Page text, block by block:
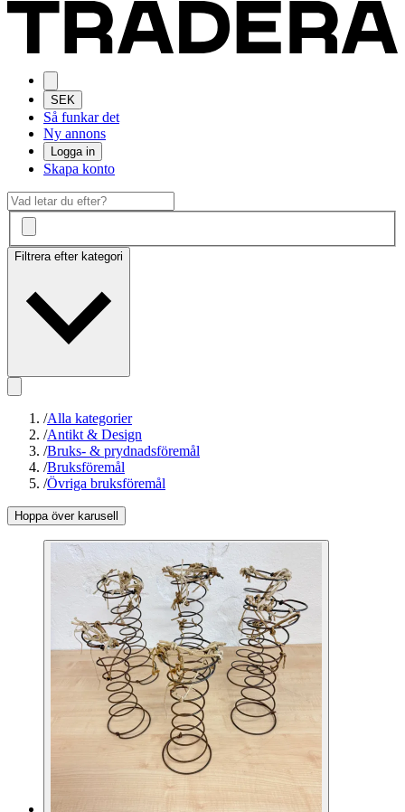
SEK
Så funkar det
Ny annons
Logga in
Skapa konto
Filtrera efter kategori
/Alla kategorier
/Antikt & Design
/Bruks- & prydnadsföremål
/Bruksföremål
/Övriga bruksföremål
Hoppa över karusell